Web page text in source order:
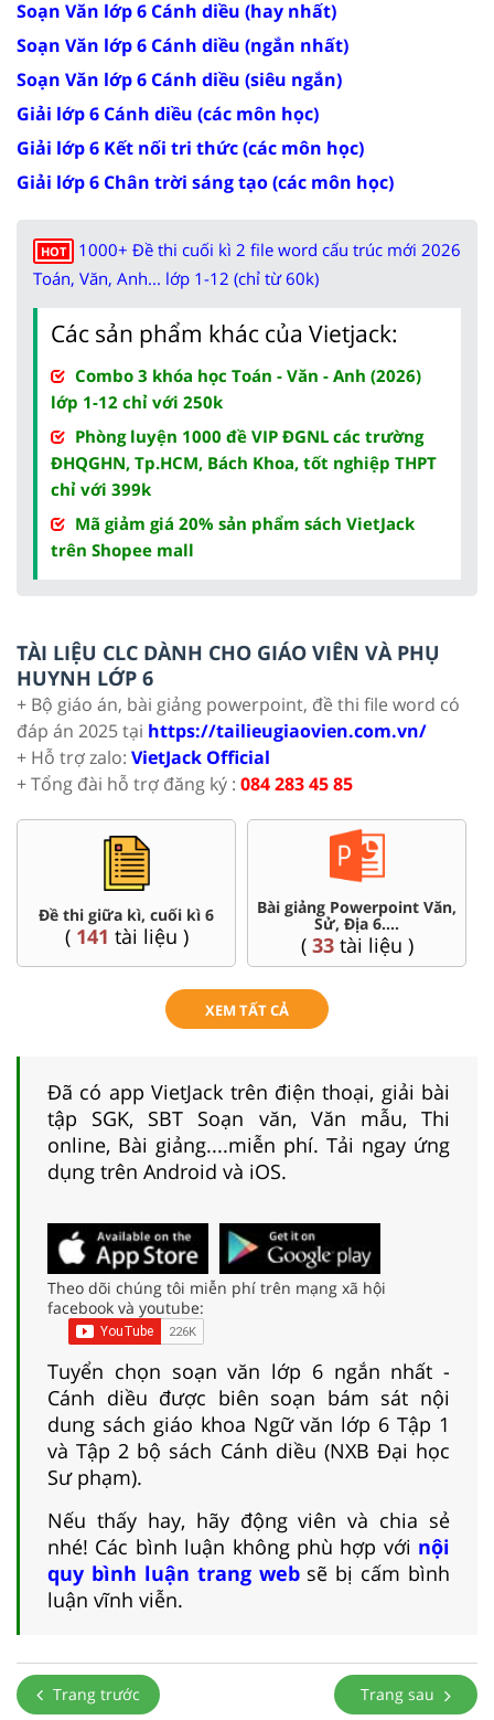
Soạn Văn lớp 6 Cánh diều (hay nhất)
Soạn Văn lớp 6 Cánh diều (ngắn nhất)
Soạn Văn lớp 6 Cánh diều (siêu ngắn)
Giải lớp 6 Cánh diều (các môn học)
Giải lớp 6 Kết nối tri thức (các môn học)
Giải lớp 6 Chân trời sáng tạo (các môn học)
HOT
1000+ Đề thi cuối kì 2 file word cấu trúc mới 2026
Toán, Văn, Anh... lớp 1-12 (chỉ từ 60k)
Các sản phẩm khác của Vietjack:
Combo 3 khóa học Toán - Văn - Anh (2026)
lớp 1-12 chỉ với 250k
Phòng luyện 1000 đề VIP ĐGNL các trường
ĐHQGHN, Tp.HCM, Bách Khoa, tốt nghiệp THPT
chỉ với 399k
Mã giảm giá 20% sản phẩm sách VietJack
trên Shopee mall
TÀI LIỆU CLC DÀNH CHO GIÁO VIÊN VÀ PHỤ
HUYNH LỚP 6
+ Bộ giáo án, bài giảng powerpoint, đề thi file word có
đáp án 2025 tại https://tailieugiaovien.com.vn/
+ Hỗ trợ zalo: VietJack Official
+ Tổng đài hỗ trợ đăng ký : 084 283 45 85
Đề thi giữa kì, cuối kì 6
( 141 tài liệu )
Bài giảng Powerpoint Văn,
Sử, Địa 6....
( 33tài liệu )
XEM TẤT CẢ
Đã có app VietJack trên điện thoại, giải bài
tập SGK, SBT Soạn văn, Văn mẫu, Thi
online, Bài giảng....miễn phí. Tải ngay ứng
dụng trên Android và iOS.
Theo dõi chúng tôi miễn phí trên mạng xã hội
facebook và youtube:
Tuyển chọn soạn văn lớp 6 ngắn nhất -
Cánh diều được biên soạn bám sát nội
dung sách giáo khoa Ngữ văn lớp 6 Tập 1
và Tập 2 bộ sách Cánh diều (NXB Đại học
Sư phạm).
Nếu thấy hay, hãy động viên và chia sẻ
nhé! Các bình luận không phù hợp với nội
quy bình luận trang websẽ bị cấm bình
luận vĩnh viễn.
Trang trước Trang sau